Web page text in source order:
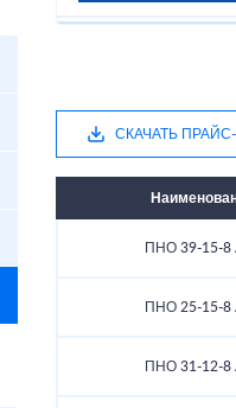
СКАЧАТЬ
ПНО 39-15-8
ПНО 25-15-8
ПНО 31-12-8